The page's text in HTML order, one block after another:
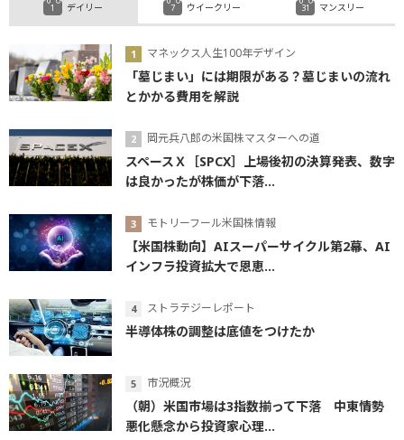
デイリー
マネックス人生100年デザイン
「墓じまい」には期限がある？墓じまいの流れ
とかかる費用を解説
岡元兵八郎の米国株マスターへの道
スペースＸ［SPCX］上場後初の決算発表、数字
は良かったが株価が下落...
モトリーフール米国株情報
【米国株動向】AIスーパーサイクル第2幕、AI
インフラ投資拡大で恩恵...
ストラテジーレポート
半導体株の調整は底値をつけたか
市況概況
（朝）米国市場は3指数揃って下落 中東情勢
悪化懸念から投資家心理...
ウイークリー マンスリー